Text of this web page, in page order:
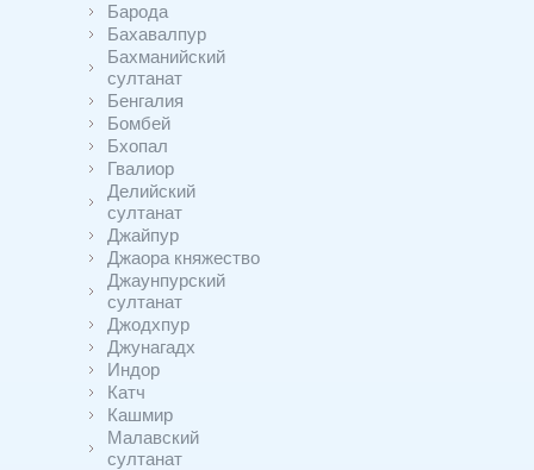
Барода
Бахавалпур
Бахманийский
султанат
Бенгалия
Бомбей
Бхопал
Гвалиор
Делийский
султанат
Джайпур
Джаора княжество
Джаунпурский
султанат
Джодхпур
Джунагадх
Индор
Катч
Кашмир
Малавский
султанат